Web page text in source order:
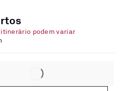
podem variar